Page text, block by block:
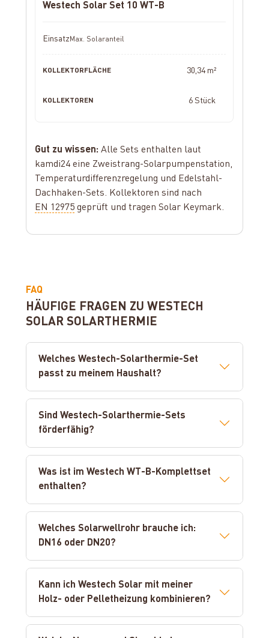
Westech Solar Set 10 WT-B
Max. Solaranteil
30,34 m²
6 Stück
Gut zu wissen: Alle Sets enthalten laut
kamdi24 eine Zweistrang-Solarpumpenstation,
Temperaturdifferenzregelung und Edelstahl-
Dachhaken-Sets. Kollektoren sind nach
EN 12975 geprüft und tragen Solar Keymark.
FAQ
HÄUFIGE FRAGEN ZU WESTECH
SOLAR SOLARTHERMIE
Welches Westech-Solarthermie-Set
passt zu meinem Haushalt?
Sind Westech-Solarthermie-Sets
förderfähig?
Was ist im Westech WT-B-Komplettset
enthalten?
Welches Solarwellrohr brauche ich:
DN16 oder DN20?
Kann ich Westech Solar mit meiner
Holz- oder Pelletheizung kombinieren?